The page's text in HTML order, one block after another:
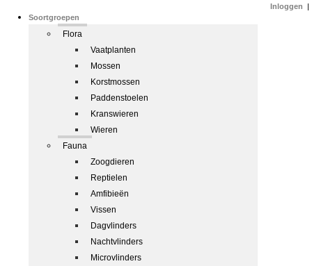
Soortgroepen
Flora
Vaatplanten
Mossen
Korstmossen
Paddenstoelen
Kranswieren
Wieren
Fauna
Zoogdieren
Reptielen
Amfibieën
Vissen
Dagvlinders
Nachtvlinders
Microvlinders
Inloggen |